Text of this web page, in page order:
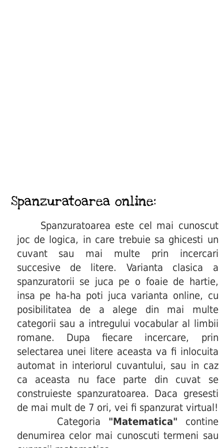
Spanzuratoarea online:
Spanzuratoarea este cel mai cunoscut
joc de logica, in care trebuie sa ghicesti un
cuvant sau mai multe prin incercari
succesive de litere. Varianta clasica a
spanzuratorii se juca pe o foaie de hartie,
insa pe ha-ha poti juca varianta online, cu
posibilitatea de a alege din mai multe
categorii sau a intregului vocabular al limbii
romane. Dupa fiecare incercare, prin
selectarea unei litere aceasta va fi inlocuita
automat in interiorul cuvantului, sau in caz
ca aceasta nu face parte din cuvat se
construieste spanzuratoarea. Daca gresesti
de mai mult de 7 ori, vei fi spanzurat virtual!
Categoria "Matematica" contine
denumirea celor mai cunoscuti termeni sau